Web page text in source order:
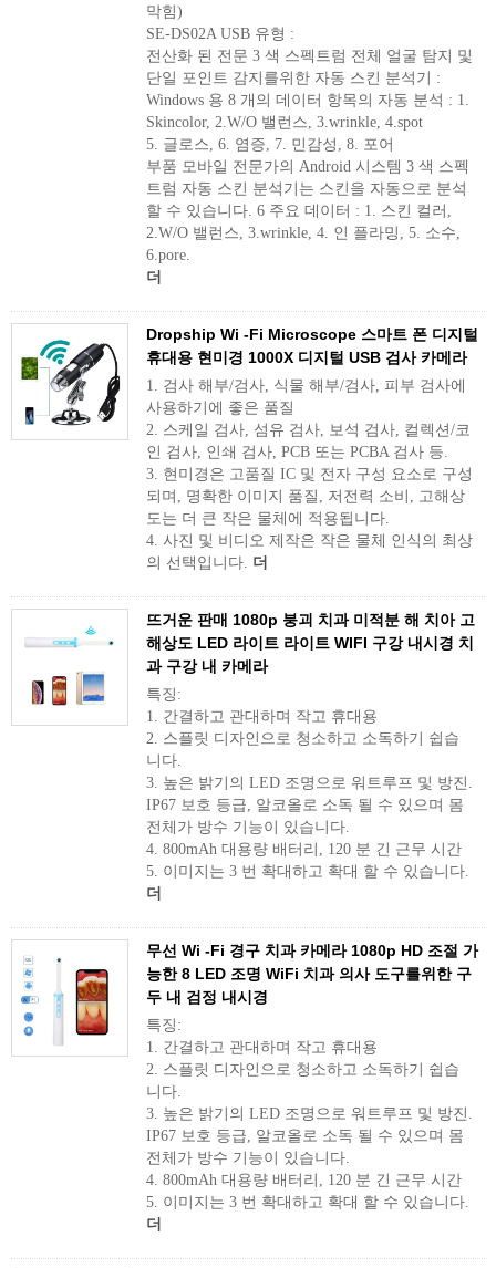
막힘)
SE-DS02A USB 유형 :
전산화 된 전문 3 색 스펙트럼 전체 얼굴 탐지 및
단일 포인트 감지를위한 자동 스킨 분석기 :
Windows 용 8 개의 데이터 항목의 자동 분석 : 1.
Skincolor, 2.W/O 밸런스, 3.wrinkle, 4.spot
5. 글로스, 6. 염증, 7. 민감성, 8. 포어
부품 모바일 전문가의 Android 시스템 3 색 스펙
트럼 자동 스킨 분석기는 스킨을 자동으로 분석
할 수 있습니다. 6 주요 데이터 : 1. 스킨 컬러,
2.W/O 밸런스, 3.wrinkle, 4. 인 플라밍, 5. 소수,
6.pore.
더
Dropship Wi -Fi Microscope 스마트 폰 디지털
휴대용 현미경 1000X 디지털 USB 검사 카메라
1. 검사 해부/검사, 식물 해부/검사, 피부 검사에
사용하기에 좋은 품질
2. 스케일 검사, 섬유 검사, 보석 검사, 컬렉션/코
인 검사, 인쇄 검사, PCB 또는 PCBA 검사 등.
3. 현미경은 고품질 IC 및 전자 구성 요소로 구성
되며, 명확한 이미지 품질, 저전력 소비, 고해상
도는 더 큰 작은 물체에 적용됩니다.
4. 사진 및 비디오 제작은 작은 물체 인식의 최상
의 선택입니다. 더
뜨거운 판매 1080p 붕괴 치과 미적분 해 치아 고
해상도 LED 라이트 라이트 WIFI 구강 내시경 치
과 구강 내 카메라
특징:
1. 간결하고 관대하며 작고 휴대용
2. 스플릿 디자인으로 청소하고 소독하기 쉽습
니다.
3. 높은 밝기의 LED 조명으로 워트루프 및 방진.
IP67 보호 등급, 알코올로 소독 될 수 있으며 몸
전체가 방수 기능이 있습니다.
4. 800mAh 대용량 배터리, 120 분 긴 근무 시간
5. 이미지는 3 번 확대하고 확대 할 수 있습니다.
더
무선 Wi -Fi 경구 치과 카메라 1080p HD 조절 가
능한 8 LED 조명 WiFi 치과 의사 도구를위한 구
두 내 검정 내시경
특징:
1. 간결하고 관대하며 작고 휴대용
2. 스플릿 디자인으로 청소하고 소독하기 쉽습
니다.
3. 높은 밝기의 LED 조명으로 워트루프 및 방진.
IP67 보호 등급, 알코올로 소독 될 수 있으며 몸
전체가 방수 기능이 있습니다.
4. 800mAh 대용량 배터리, 120 분 긴 근무 시간
5. 이미지는 3 번 확대하고 확대 할 수 있습니다.
더